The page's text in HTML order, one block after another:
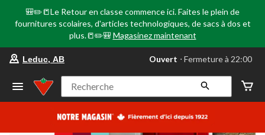
🎒✏️📒Le Retour en classe commence ici. Faites le plein de
fournitures scolaires, d'articles technologiques, de sacs à dos et
plus.📒✏️🎒 Magasinez maintenant
votre
préféré
Leduc,
AB,
courament
Leduc, AB Ouvert ⋅ Fermeture à 22:00
Recherche